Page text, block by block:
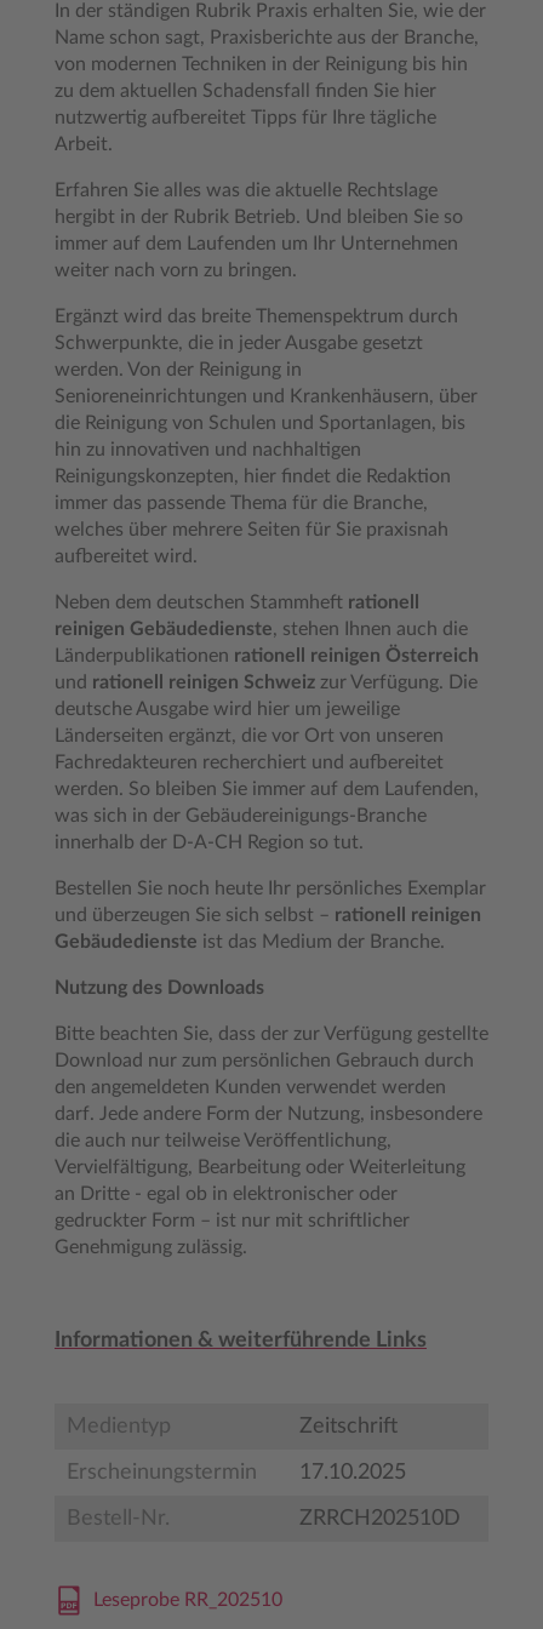
In der ständigen Rubrik Praxis erhalten Sie, wie der
Name schon sagt, Praxisberichte aus der Branche,
von modernen Techniken in der Reinigung bis hin
zu dem aktuellen Schadensfall finden Sie hier
nutzwertig aufbereitet Tipps für Ihre tägliche
Arbeit.
Erfahren Sie alles was die aktuelle Rechtslage
hergibt in der Rubrik Betrieb. Und bleiben Sie so
immer auf dem Laufenden um Ihr Unternehmen
weiter nach vorn zu bringen.
Ergänzt wird das breite Themenspektrum durch
Schwerpunkte, die in jeder Ausgabe gesetzt
werden. Von der Reinigung in
Senioreneinrichtungen und Krankenhäusern, über
die Reinigung von Schulen und Sportanlagen, bis
hin zu innovativen und nachhaltigen
Reinigungskonzepten, hier findet die Redaktion
immer das passende Thema für die Branche,
welches über mehrere Seiten für Sie praxisnah
aufbereitet wird.
Neben dem deutschen Stammheft rationell
reinigen Gebäudedienste, stehen Ihnen auch die
Länderpublikationen rationell reinigen Österreich
und rationell reinigen Schweiz zur Verfügung. Die
deutsche Ausgabe wird hier um jeweilige
Länderseiten ergänzt, die vor Ort von unseren
Fachredakteuren recherchiert und aufbereitet
werden. So bleiben Sie immer auf dem Laufenden,
was sich in der Gebäudereinigungs-Branche
innerhalb der D-A-CH Region so tut.
Bestellen Sie noch heute Ihr persönliches Exemplar
und überzeugen Sie sich selbst – rationell reinigen
Gebäudedienste ist das Medium der Branche.
Nutzung des Downloads
Bitte beachten Sie, dass der zur Verfügung gestellte
Download nur zum persönlichen Gebrauch durch
den angemeldeten Kunden verwendet werden
darf. Jede andere Form der Nutzung, insbesondere
die auch nur teilweise Veröffentlichung,
Vervielfältigung, Bearbeitung oder Weiterleitung
an Dritte - egal ob in elektronischer oder
gedruckter Form – ist nur mit schriftlicher
Genehmigung zulässig.
Informationen & weiterführende Links
Medientyp Zeitschrift
Erscheinungstermin 17.10.2025
Bestell-Nr. ZRRCH202510D
Leseprobe RR_202510